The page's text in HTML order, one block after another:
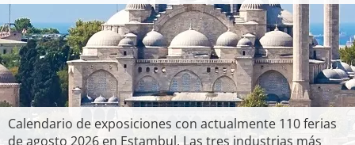
Calendario de exposiciones con actualmente 110 ferias
de agosto 2026 en Estambul. Las tres industrias más